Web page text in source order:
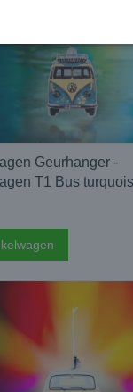
Geurhanger -
T1 Bus